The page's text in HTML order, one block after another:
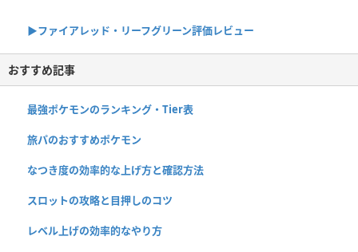
▶︎ファイアレッド・リーフグリーン評価レビュー
おすすめ記事
最強ポケモンのランキング・Tier表
旅パのおすすめポケモン
なつき度の効率的な上げ方と確認方法
スロットの攻略と目押しのコツ
レベル上げの効率的なやり方